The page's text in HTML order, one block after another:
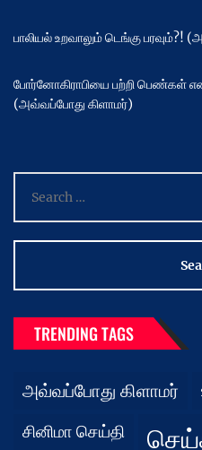
பாலியல் உறவாலும் டெங்கு பரவும்?!
போர்னோகிராபியை பற்றி பெண்கள்
(அவ்வப்போது கிளாமர்)
for:
TRENDING TAGS
அவ்வப்போது கிளாமர்
சினிமா செய்தி